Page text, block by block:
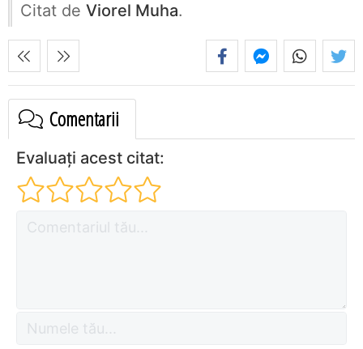
Citat de Viorel Muha.
Comentarii
Evaluați acest citat: